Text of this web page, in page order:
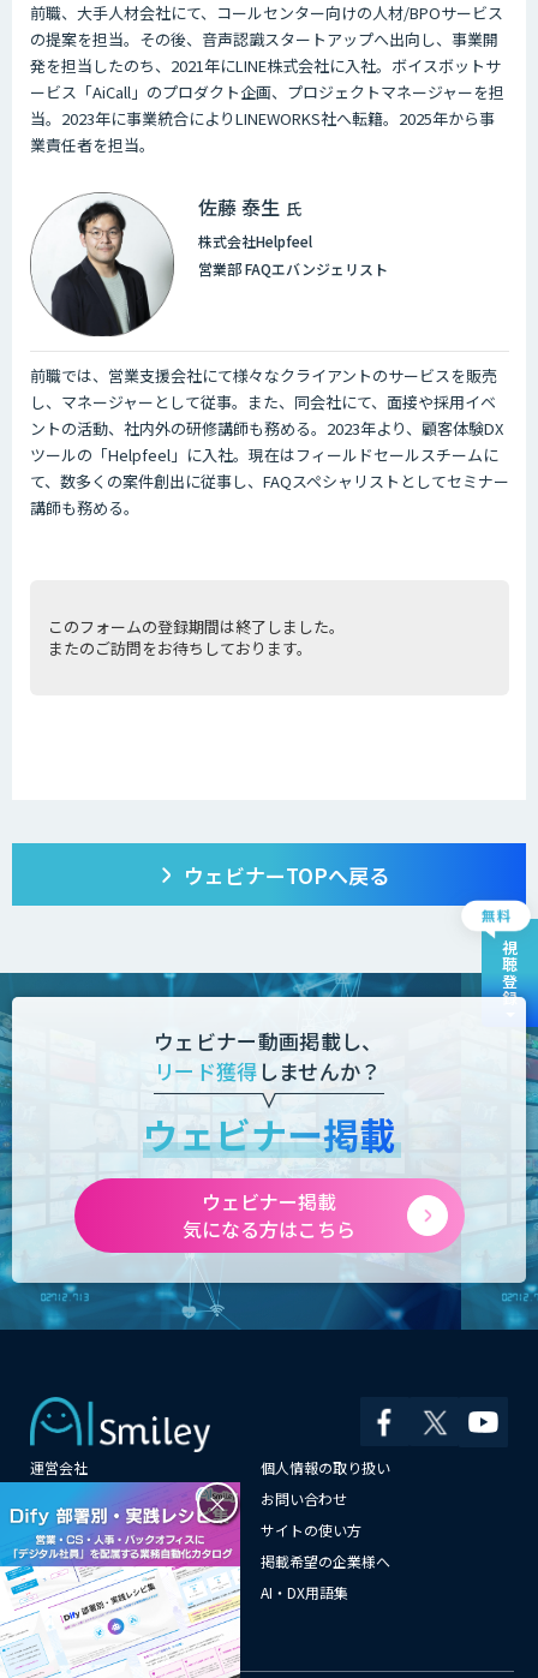
前職、大手人材会社にて、コールセンター向けの人材/BPOサービス
の提案を担当。その後、音声認識スタートアップへ出向し、事業開
発を担当したのち、2021年にLINE株式会社に入社。ボイスボットサ
ービス「AiCall」のプロダクト企画、プロジェクトマネージャーを担
当。2023年に事業統合によりLINEWORKS社へ転籍。2025年から事
業責任者を担当。
佐藤 泰生 氏
株式会社Helpfeel
営業部 FAQエバンジェリスト
前職では、営業支援会社にて様々なクライアントのサービスを販売
し、マネージャーとして従事。また、同会社にて、面接や採用イベ
ントの活動、社内外の研修講師も務める。2023年より、顧客体験DX
ツールの「Helpfeel」に入社。現在はフィールドセールスチームに
て、数多くの案件創出に従事し、FAQスペシャリストとしてセミナー
講師も務める。
ウェビナーTOPへ戻る
視聴登録
ウェビナー動画掲載し、
リード獲得 しませんか？
ウェビナー掲載
ウェビナー掲載
気になる方はこちら
運営会社
個人情報の取り扱い
お問い合わせ
メールマガジン登録
サイトの使い方
情報提供はこちらから
掲載希望の企業様へ
AI企業一覧
AI・DX用語集
サイトマップ
×